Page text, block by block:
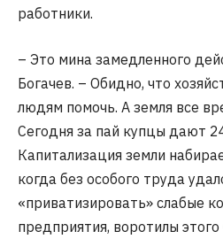
работники.
– Это мина замедленного
Богачев. – Обидно, что
людям помочь. А земля все
Сегодня за пай купцы дают
Капитализация земли
когда без особого труда
«приватизировать» слабые
предприятия, воротилы этого